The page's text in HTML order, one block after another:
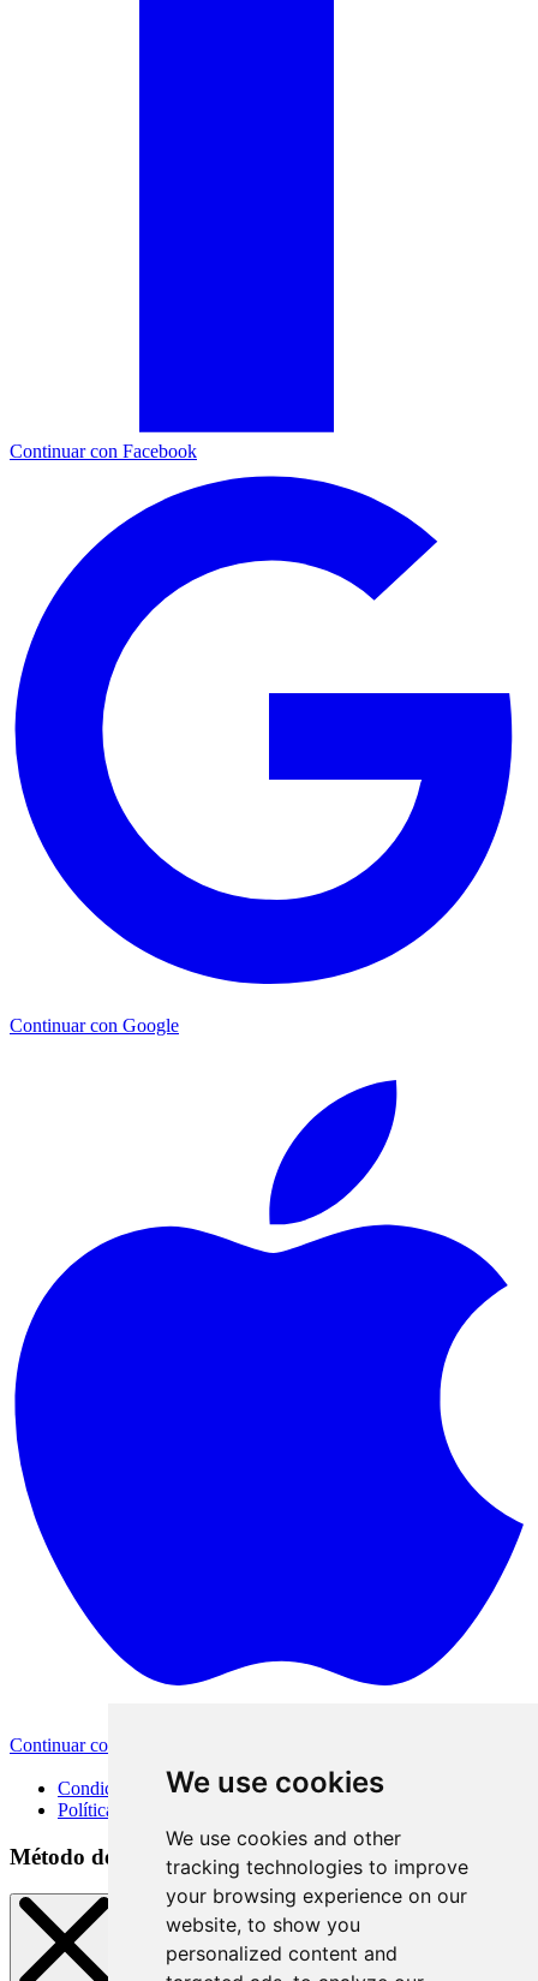
We use cookies
We use cookies and other
tracking technologies to improve
your browsing experience on our
website, to show you
personalized content and
Continuar con Facebook
Continuar con Google
Continuar con Apple
Condiciones de uso
Política de privacidad
Método de inicio de sesión